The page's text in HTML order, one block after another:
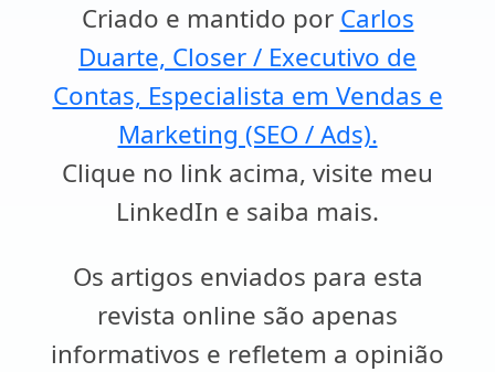
Criado e mantido por Carlos
Duarte, Closer / Executivo de
Contas, Especialista em Vendas e
Marketing (SEO / Ads).
Clique no link acima, visite meu
LinkedIn e saiba mais.
Os artigos enviados para esta
revista online são apenas
informativos e refletem a opinião